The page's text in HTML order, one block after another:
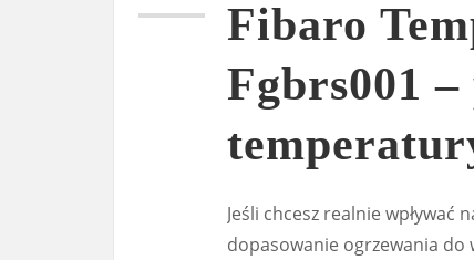
Fibaro
Fgbrs001
Jeśli chcesz realnie
dopasowanie ogrzewania